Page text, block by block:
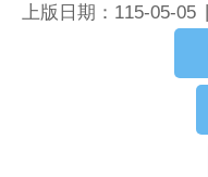
上版日期：115-05-05